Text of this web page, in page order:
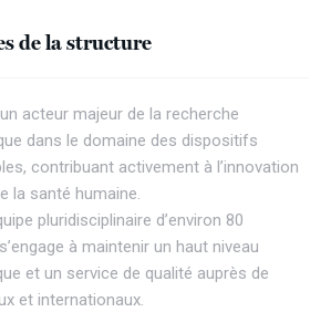
de la structure
acteur majeur de la recherche
dans le domaine des dispositifs
contribuant activement à l’innovation
la santé humaine.
pluridisciplinaire d’environ 80
à maintenir un haut niveau
et un service de qualité auprès de
et internationaux.